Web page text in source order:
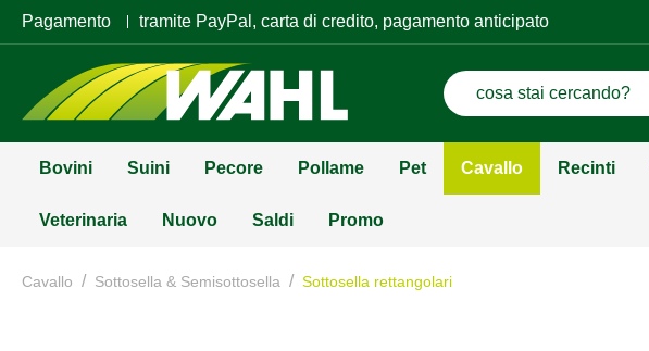
Pagamento tramite PayPal, carta di credito, pagamento anticipato
Bovini Suini Pecore Pollame Pet Cavallo Recinti
Veterinaria Nuovo Saldi Promo
Cavallo / Sottosella & Semisottosella / Sottosella rettangolari